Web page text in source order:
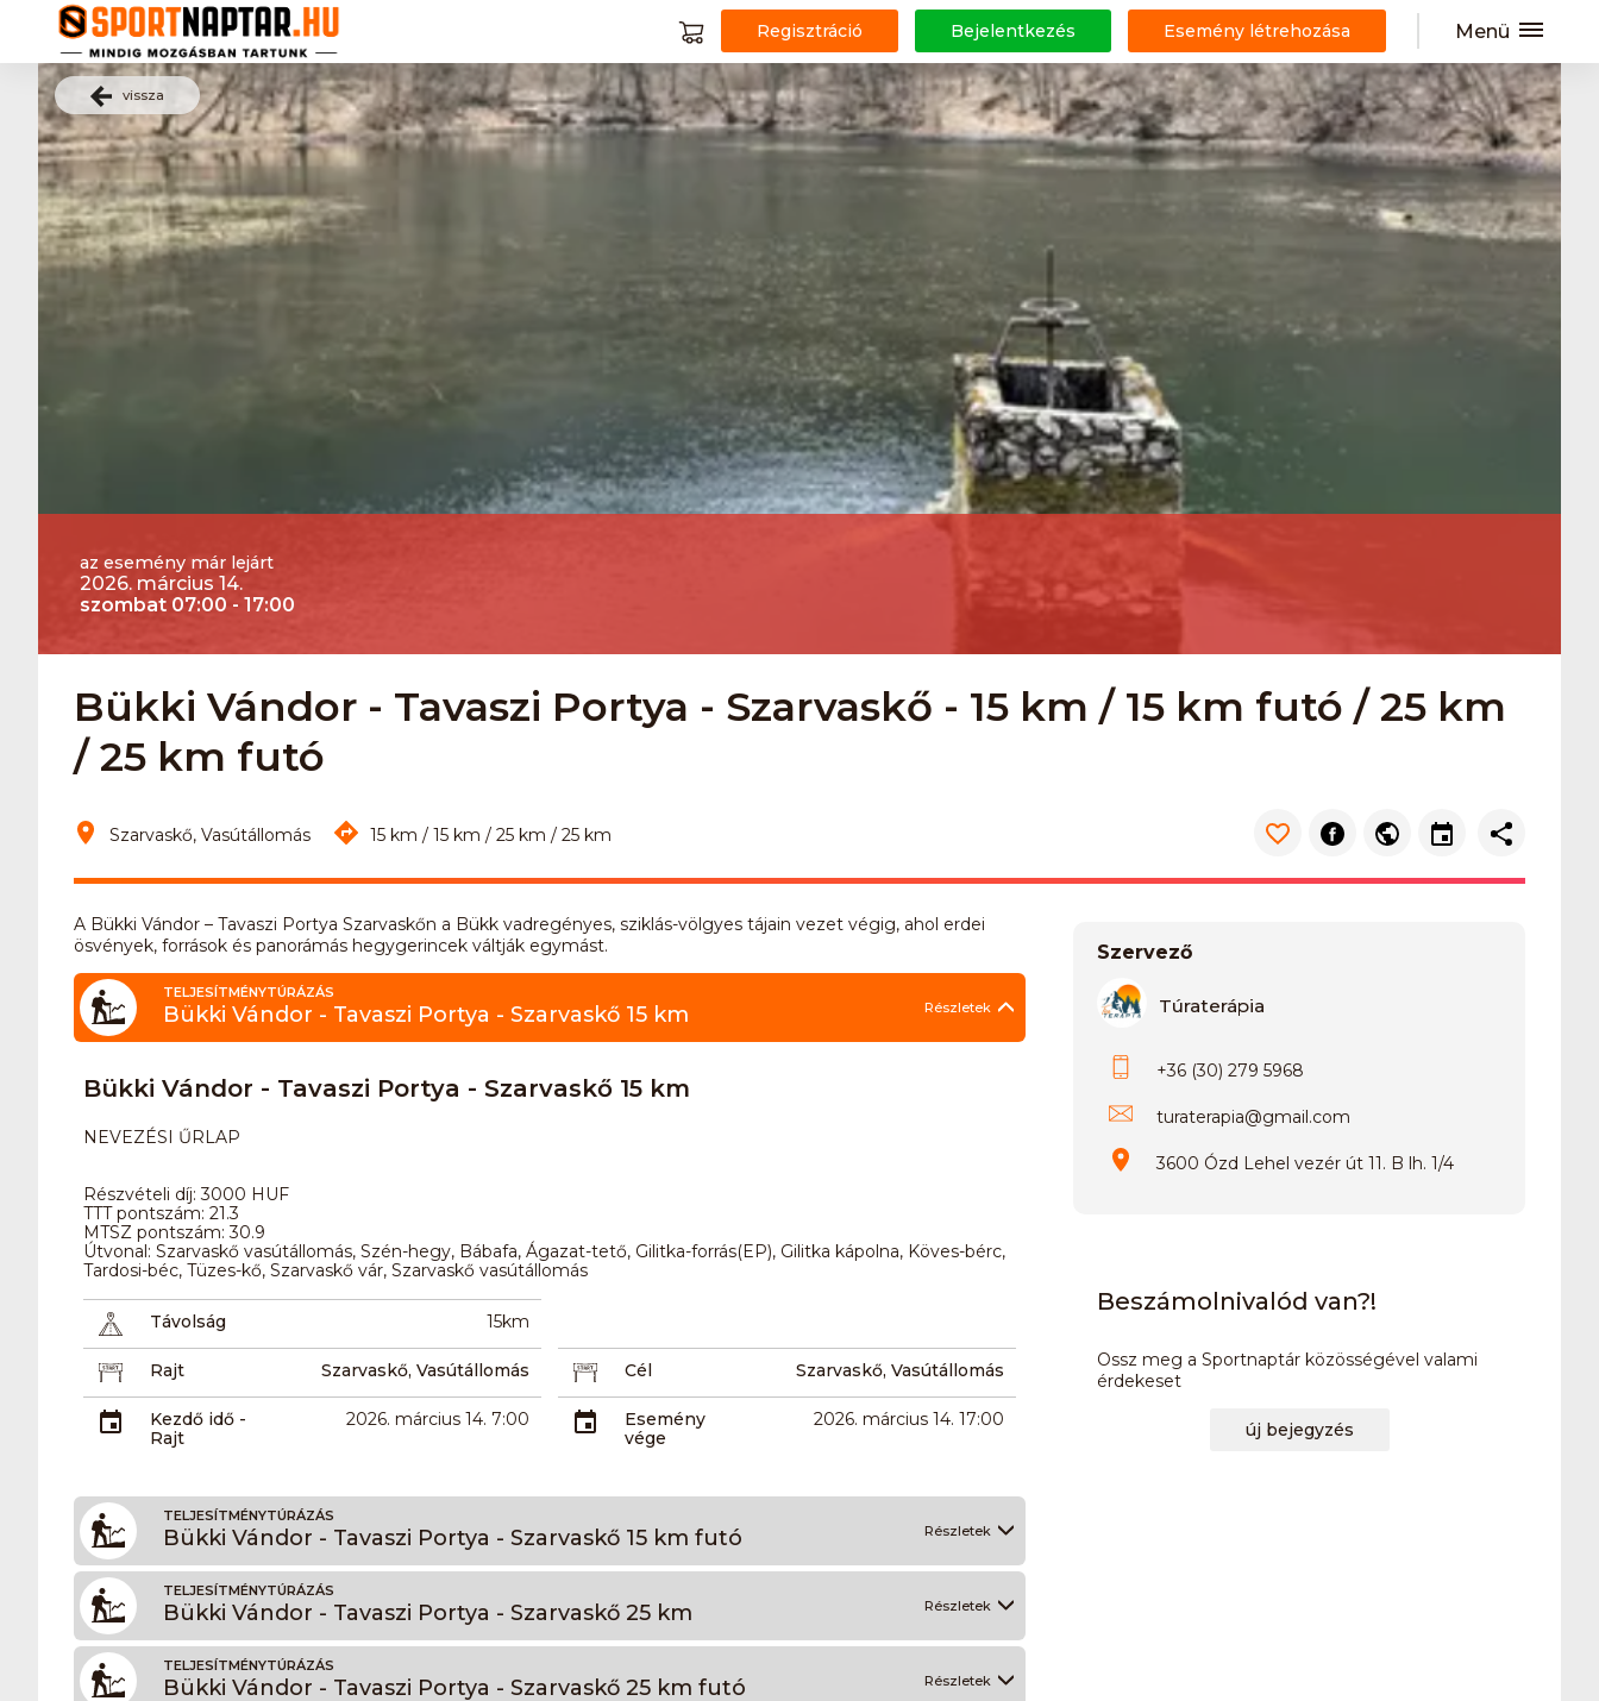
Regisztráció Bejelentkezés Esemény létrehozása Menü
vissza
az esemény már lejárt
2026. március 14.
szombat 07:00 - 17:00
Bükki Vándor - Tavaszi Portya - Szarvaskő - 15 km / 15 km futó / 25 km
/ 25 km futó
Szarvaskő, Vasútállomás 15 km / 15 km / 25 km / 25 km
A Bükki Vándor – Tavaszi Portya Szarvaskőn a Bükk vadregényes, sziklás-völgyes tájain vezet végig, ahol erdei
ösvények, források és panorámás hegygerincek váltják egymást.
TELJESÍTMÉNYTÚRÁZÁS
Bükki Vándor - Tavaszi Portya - Szarvaskő 15 km Részletek
Bükki Vándor - Tavaszi Portya - Szarvaskő 15 km
NEVEZÉSI ŰRLAP
Részvételi díj: 3000 HUF
TTT pontszám: 21.3
MTSZ pontszám: 30.9
Útvonal: Szarvaskő vasútállomás, Szén-hegy, Bábafa, Ágazat-tető, Gilitka-forrás(EP), Gilitka kápolna, Köves-bérc,
Tardosi-béc, Tüzes-kő, Szarvaskő vár, Szarvaskő vasútállomás
Távolság 15km
Rajt Szarvaskő, Vasútállomás Cél Szarvaskő, Vasútállomás
Kezdő idő -
Rajt
2026. március 14. 7:00
Esemény
vége
2026. március 14. 17:00
TELJESÍTMÉNYTÚRÁZÁS
Bükki Vándor - Tavaszi Portya - Szarvaskő 15 km futó Részletek
TELJESÍTMÉNYTÚRÁZÁS
Bükki Vándor - Tavaszi Portya - Szarvaskő 25 km Részletek
TELJESÍTMÉNYTÚRÁZÁS
Bükki Vándor - Tavaszi Portya - Szarvaskő 25 km futó Részletek
Szervező
Túraterápia
+36 (30) 279 5968
turaterapia@gmail.com
3600 Ózd Lehel vezér út 11. B lh. 1/4
Beszámolnivalód van?!
Ossz meg a Sportnaptár közösségével valami
érdekeset
új bejegyzés